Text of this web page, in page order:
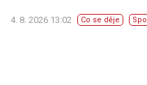
4. 8. 2026 13:02 Co se děje